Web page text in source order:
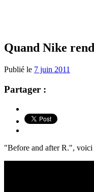
Quand Nike
Publié le 7 juin 2011
Partager :
"Before and after R.", voici